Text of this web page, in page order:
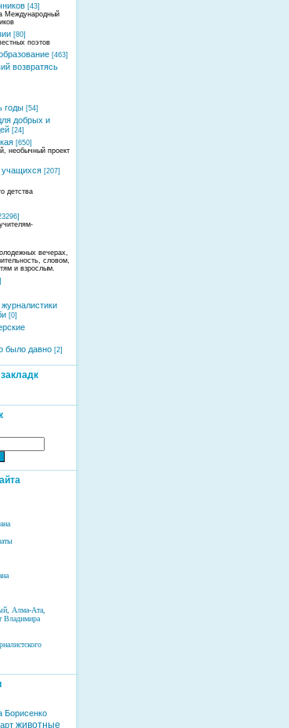
[43]
Международный
[80]
поэтов
[463]
возвратясь
годы [54]
добрых и
[24]
[650]
необычный проект
учащихся [207]
детства
вечерах,
словом,
и взрослым.
[0]
было давно [2]
Алма-Ата,
Владимира
Борисенко
животные